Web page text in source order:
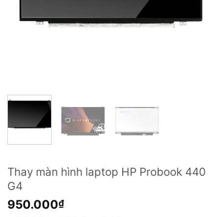
Thay màn hình laptop HP Probook 440
G4
950.000₫